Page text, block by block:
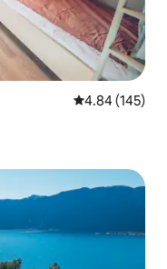
レビュー145
4.84 (145)